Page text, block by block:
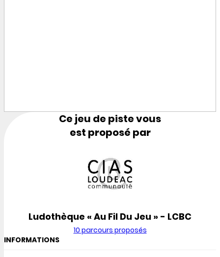
Ce jeu de piste vous
est proposé par
Ludothèque « Au Fil Du Jeu » - LCBC
10 parcours proposés
INFORMATIONS